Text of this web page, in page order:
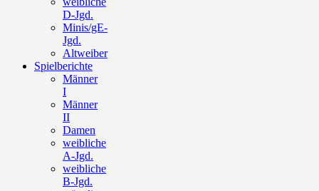
D-Jgd.
Minis/gE-
Jgd.
Altweiber
Spielberichte
Männer
I
Männer
II
Damen
weibliche
A-Jgd.
weibliche
B-Jgd.